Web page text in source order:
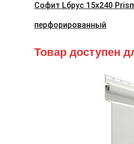
Софит Lбрус 15х240
перфорированный
Товар доступен